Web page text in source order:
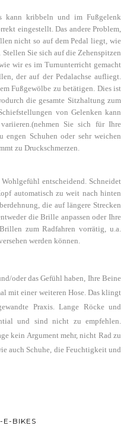
kann kribbeln und im Fußgelenk
eingestellt. Das andere Problem,
nicht so auf dem Pedal liegt, wie
Sie sich auf die Zehenspitzen
wir es im Turnunterricht gemacht
der auf der Pedalachse aufliegt.
Fußgewölbe zu betätigen. Dies ist
die gesamte Sitzhaltung zum
von Gelenken kann
Sie sich für Ihre
Schuhen oder sehr weichen
zu Druckschmerzen.
entscheidend. Schneidet
automatisch zu weit nach hinten
die auf längere Strecken
die Brille anpassen oder Ihre
zum Radfahren vorrätig, u.a.
werden können.
oder das Gefühl haben, Ihre Beine
mit einer weiteren Hose. Das klingt
Praxis. Lange Röcke und
und sind nicht zu empfehlen.
kein Argument mehr, nicht Rad zu
auch Schuhe, die Feuchtigkeit und
E-BIKES